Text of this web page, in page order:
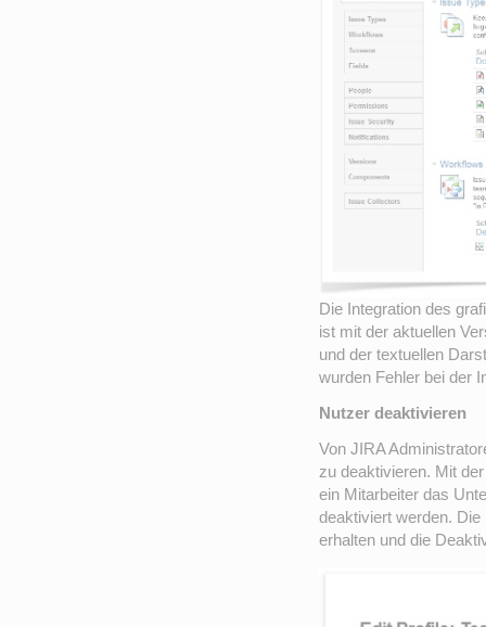
Die Integration des
ist mit der aktuellen
und der textuellen
wurden Fehler bei der
Nutzer deaktivieren
Von JIRA
zu deaktivieren. Mit
ein Mitarbeiter das
deaktiviert werden.
erhalten und die